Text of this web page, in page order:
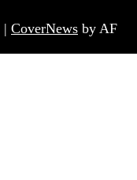
| CoverNews by AF